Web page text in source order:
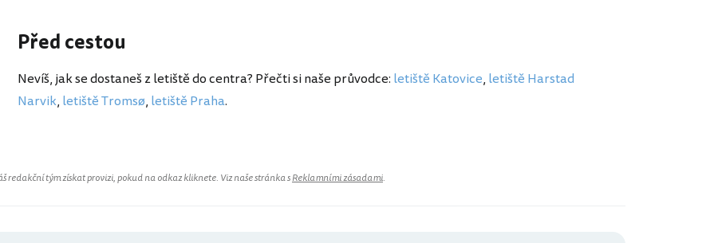
Před cestou
Nevíš, jak se dostaneš z letiště do centra? Přečti si naše průvodce: letiště Katovice, letiště Harstad
Narvik, letiště Tromsø, letiště Praha.
tým získat provizi, pokud na odkaz kliknete. Viz naše stránka sReklamními zásadami.